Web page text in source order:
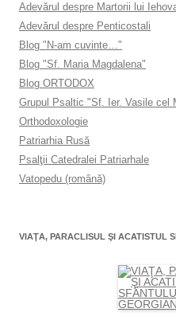
Adevărul despre Martorii lui
Adevărul despre Penticostali
Blog "N-am cuvinte…"
Blog "Sf. Maria Magdalena"
Blog ORTODOX
Grupul Psaltic "Sf. Ier. Vasile cel
Orthodoxologie
Patriarhia Rusă
Psalţii Catedralei Patriarhale
Vatopedu (română)
VIAŢA, PARACLISUL ŞI ACATISTUL